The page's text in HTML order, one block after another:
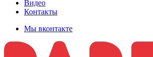
Видео
Контакты
Мы вконтакте